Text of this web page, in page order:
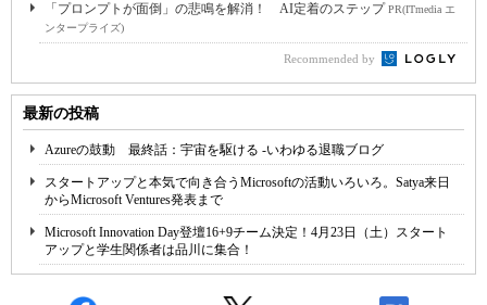
「プロンプトが面倒」の悲鳴を解消！ AI定着のステップPR(ITmedia エ
ンタープライズ)
Recommended by
最新の投稿
Azureの鼓動 最終話：宇宙を駆ける -いわゆる退職ブログ
スタートアップと本気で向き合うMicrosoftの活動いろいろ。Satya来日
からMicrosoft Ventures発表まで
Microsoft Innovation Day登壇16+9チーム決定！4月23日（土）スタート
アップと学生関係者は品川に集合！